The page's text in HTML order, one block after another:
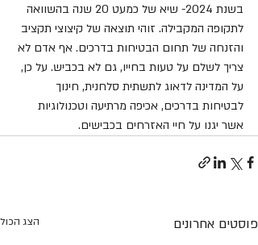
בשנת 2024- שיא של כמעט 20 שנה בהשוואה
לתקופה המקבילה. זוהי תוצאה של קיצוצי תקציב
והזנחה של תחום הבטיחות בדרכים. אף אדם לא
צריך לשלם על טעות בחייו, גם לא בכביש. על כן,
על המדינה לדאוג לתשתית סלחנית, חינוך
לבטיחות בדרכים, אכיפה מרתיעה וטכנולוגיות
אשר יגנו על חיי האזרחים בכבישים.
פוסטים אחרונים הצג הכול